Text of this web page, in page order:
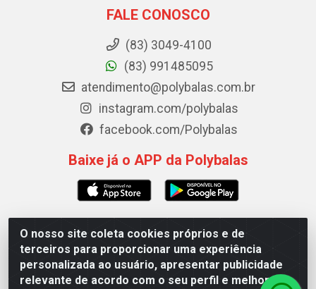
O nosso site coleta cookies próprios e de
terceiros para proporcionar uma experiência
personalizada ao usuário, apresentar publicidade
relevante de acordo com o seu perfil e melhorar a
FALE CONOSCO
(83) 3049-4100
(83) 991485095
atendimento@polybalas.com.br
instagram.com/polybalas
facebook.com/Polybalas
Baixe já o APP da Polybalas
Polybalas - Rua João Miguel de Souza, 173 Galpão B -
Ernesto Geisel, João Pessoa/PB - CEP 58.075-075 - CNPJ
00.909.327/0002-61